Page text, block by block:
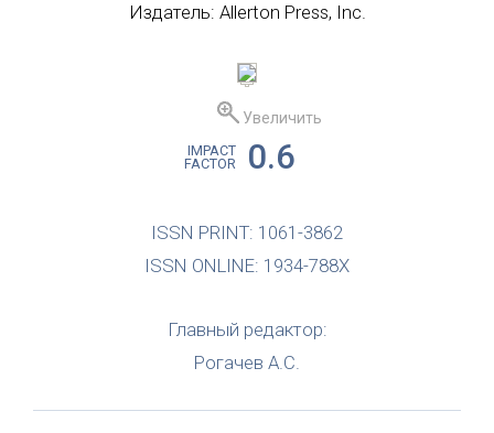
Издатель: Allerton Press, Inc.
Увеличить
IMPACT
FACTOR
0.6
ISSN PRINT: 1061-3862
ISSN ONLINE: 1934-788X
Главный редактор:
Рогачев А.С.